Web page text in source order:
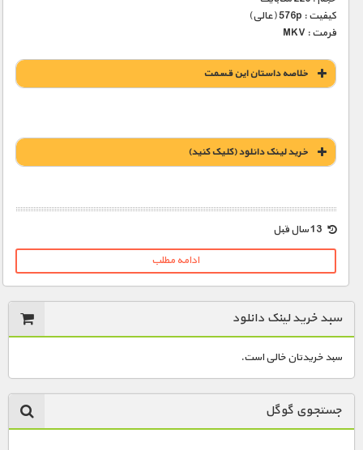
کیفیت : 576p (عالی)
فرمت : MKV
خلاصه داستان این قسمت
خريد لينک دانلود (کليک کنيد)
1900 تومان – خريد لينک دانلود (افزودن به سبد خريد)
ادامه مطلب
سبد خرید لینک دانلود
سبد خریدتان خالی است.
جستجوی گوگل